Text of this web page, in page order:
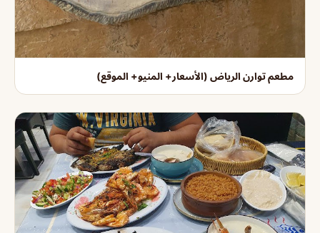
مطعم توارن الرياض (الأسعار+ المنيو+ الموقع)